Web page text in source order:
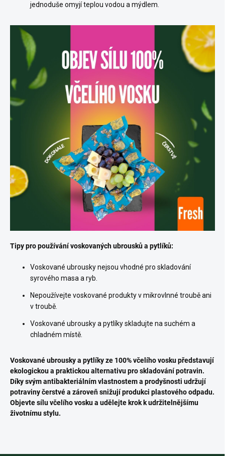
jednoduše omyjí teplou vodou a mýdlem.
Tipy pro používání voskovaných ubrousků a pytlíků:
Voskované ubrousky nejsou vhodné pro skladování
syrového masa a ryb.
Nepoužívejte voskované produkty v mikrovlnné troubě ani
v troubě.
Voskované ubrousky a pytlíky skladujte na suchém a
chladném místě.
Voskované ubrousky a pytlíky ze 100% včelího vosku představují
ekologickou a praktickou alternativu pro skladování potravin.
Díky svým antibakteriálním vlastnostem a prodyšnosti udržují
potraviny čerstvé a zároveň snižují produkci plastového odpadu.
Objevte sílu včelího vosku a udělejte krok k udržitelnějšímu
životnímu stylu.